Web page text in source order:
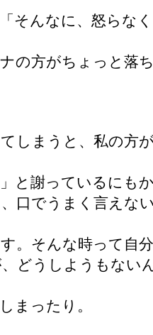
そんなに、怒らな
の方がちょっと落
しまうと、私の方
と謝っているにも
口でうまく言えな
。そんな時って自
どうしようもない
まったり。